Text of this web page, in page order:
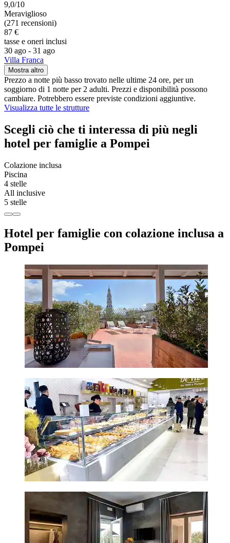
9,0/10
Meraviglioso
(271 recensioni)
87 €
tasse e oneri inclusi
30 ago - 31 ago
Villa Franca
Mostra altro
Prezzo a notte più basso trovato nelle ultime 24 ore, per un
soggiorno di 1 notte per 2 adulti. Prezzi e disponibilità possono
cambiare. Potrebbero essere previste condizioni aggiuntive.
Visualizza tutte le strutture
Scegli ciò che ti interessa di più negli
hotel per famiglie a Pompei
Colazione inclusa
Piscina
4 stelle
All inclusive
5 stelle
Hotel per famiglie con colazione inclusa a
Pompei